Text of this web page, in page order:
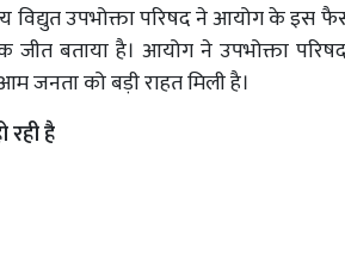
विद्युत उपभोक्ता परिषद ने आयोग के
जीत बताया है। आयोग ने उपभोक्ता
जनता को बड़ी राहत मिली है।
है